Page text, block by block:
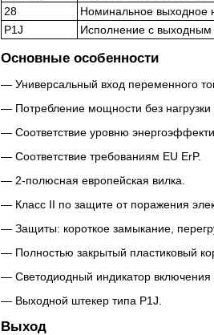
28
Номинальное выходное
P1J
Исполнение с
Основные особенности
Универсальный вход переменного
Потребление мощности без
Соответствие уровню
Соответствие требованиям EU ErP.
2-полюсная европейская вилка.
Класс II по защите от поражения
Защиты: короткое замыкание,
Полностью закрытый пластиковый
Светодиодный индикатор включения
Выходной штекер типа P1J.
Выход